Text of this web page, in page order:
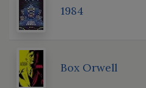
1984
Box Orwell